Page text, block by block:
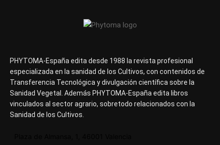
PHYTOMA-España edita desde 1988 la revista profesional
especializada en la sanidad de los Cultivos, con contenidos de
Transferencia Tecnológica y divulgación científica sobre la
Sanidad Vegetal. Además PHYTOMA-España edita libros
vinculados al sector agrario, sobretodo relacionados con la
Sanidad de los Cultivos.